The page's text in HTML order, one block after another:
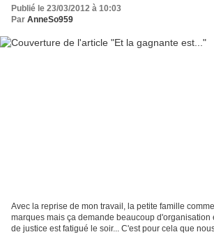
Publié le 23/03/2012 à 10:03
Par AnneSo959
Avec la reprise de mon travail, la petite famille
marques mais ça demande beaucoup d'organisation
de justice est fatigué le soir... C'est pour cela que